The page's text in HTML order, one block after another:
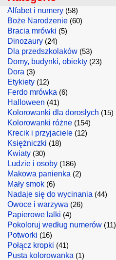
Alfabet i numery (58)
Boże Narodzenie (60)
Bracia mrówki (5)
Dinozaury (24)
Dla przedszkolaków (53)
Domy, budynki, obiekty (23)
Dora (3)
Etykiety (12)
Ferdo mrówka (6)
Halloween (41)
Kolorowanki dla dorosłych (15)
Kolorowanki różne (154)
Krecik i przyjaciele (12)
Księżniczki (18)
Kwiaty (30)
Ludzie i osoby (186)
Makowa panienka (2)
Mały smok (6)
Nadaje się do wycinania (44)
Owoce i warzywa (26)
Papierowe lalki (4)
Pokoloruj według numerów (11)
Potworki (16)
Połącz kropki (41)
Pusta kolorowanka (1)